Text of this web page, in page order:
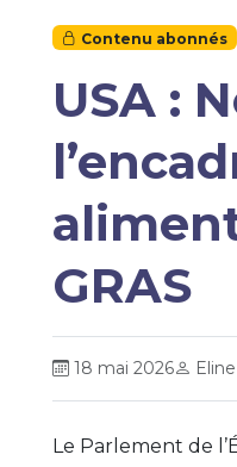
Contenu abonnés
USA :
GRAS
18 mai 2026
Le Parlement de